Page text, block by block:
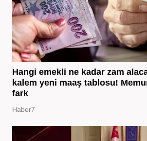
Hangi emekli ne kadar zam
kalem yeni maaş tablosu!
fark
Haber7